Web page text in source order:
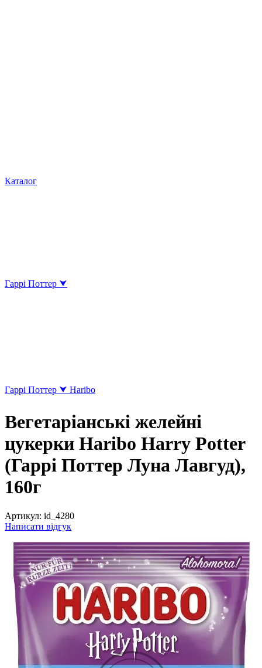
Каталог
Гаррі Поттер ⮟
Гаррі Поттер ⮟ Haribo
Вегетаріанські желейні
цукерки Haribo Harry Potter
(Гаррі Поттер Луна Лавгуд),
160г
Артикул: id_4280
Написати відгук